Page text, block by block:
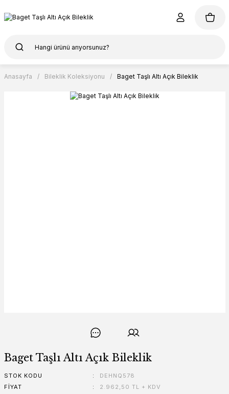
Anasayfa Bileklik Koleksiyonu Baget Taşlı Altı Açık Bileklik
Baget Taşlı Altı Açık Bileklik
STOK KODU
DEHNQ578
FIYAT
2.962,50 TL + KDV